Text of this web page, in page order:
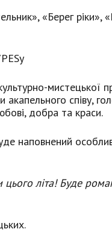
«Берег
мистецької
співу,
добра та краси.
наповнений
цього літа! Буде